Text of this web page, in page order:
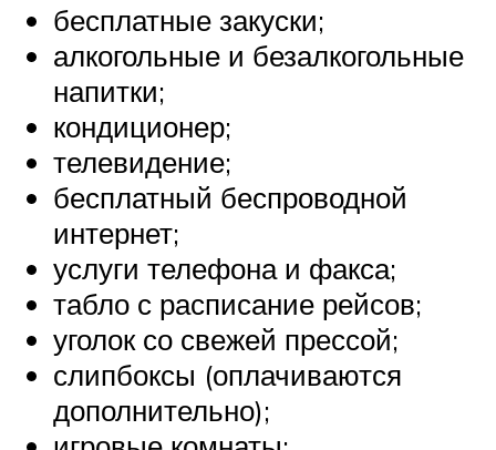
бесплатные закуски;
алкогольные и безалкогольные
напитки;
кондиционер;
телевидение;
бесплатный беспроводной
интернет;
услуги телефона и факса;
табло с расписание рейсов;
уголок со свежей прессой;
слипбоксы (оплачиваются
дополнительно);